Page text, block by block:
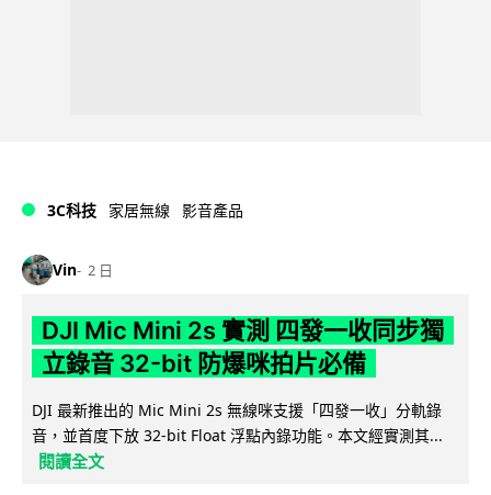
3C科技 家居無線 影音產品
Vin 2 日
DJI Mic Mini 2s 實測 四發一收同步獨
立錄音 32-bit 防爆咪拍片必備
DJI 最新推出的 Mic Mini 2s 無線咪支援「四發一收」分軌錄
音，並首度下放 32-bit Float 浮點內錄功能。本文經實測其...
閱讀全文